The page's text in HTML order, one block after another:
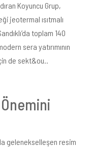
Koyuncu Grup,
jeotermal ısıtmalı
toplam 140
sera yatırımının
de sekt&ou..
Önemini
gelenekselleşen resim